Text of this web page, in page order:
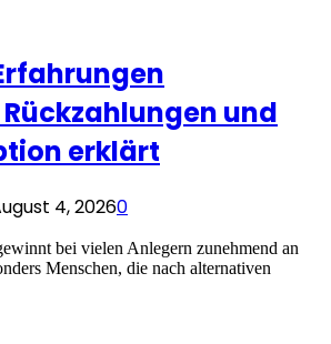
und
erklärt
4, 20260
bei vielen Anlegern zunehmend an
Menschen, die nach alternativen